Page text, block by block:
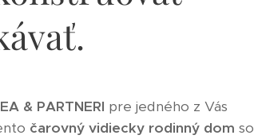
& PARTNERI pre jedného z Vás
čarovný vidiecky rodinný dom so